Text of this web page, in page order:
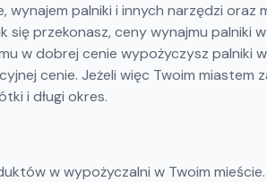
palniki i innych narzędzi oraz
przekonasz, ceny wynajmu palniki
w dobrej cenie wypożyczysz palniki
cenie. Jeżeli więc Twoim miastem
i długi okres.
w wypożyczalni w Twoim